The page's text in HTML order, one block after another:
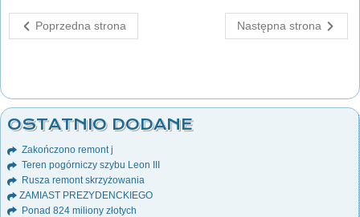
Poprzedna strona Następna strona
OSTATNIO DODANE
Zakończono remont j
Teren pogórniczy szybu Leon III
Rusza remont skrzyżowania
ZAMIAST PREZYDENCKIEGO
Ponad 824 miliony złotych